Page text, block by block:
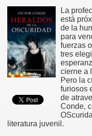
La
está
de la
para
fuerzas
tres
cierne a
Pero la
furiosos
de
Conde,
literatura juvenil.